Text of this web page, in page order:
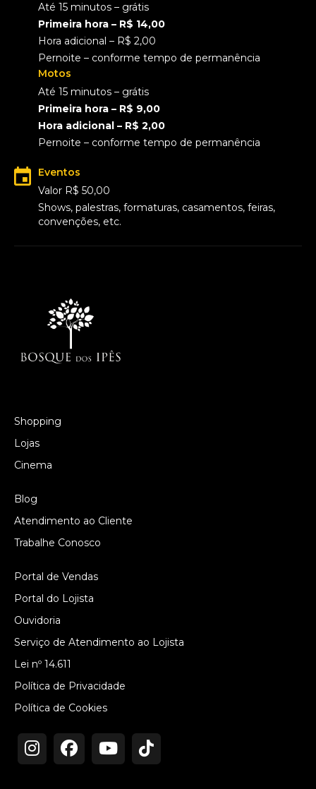
Até 15 minutos – grátis
Primeira hora – R$ 14,00
Hora adicional – R$ 2,00
Pernoite – conforme tempo de permanência
Motos
Até 15 minutos – grátis
Primeira hora – R$ 9,00
Hora adicional – R$ 2,00
Pernoite – conforme tempo de permanência
Eventos
Valor R$ 50,00
Shows, palestras, formaturas, casamentos, feiras,
convenções, etc.
Shopping
Lojas
Cinema
Blog
Atendimento ao Cliente
Trabalhe Conosco
Portal de Vendas
Portal do Lojista
Ouvidoria
Serviço de Atendimento ao Lojista
Lei nº 14.611
Política de Privacidade
Política de Cookies